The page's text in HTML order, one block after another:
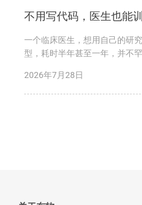
不用写代码，医生也能
一个临床医生，想用自己的研
型，耗时半年甚至一年，并不
2026年7月28日